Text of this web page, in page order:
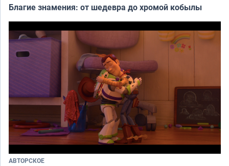
Благие знамения: от шедевра до хромой кобылы
АВТОРСКОЕ